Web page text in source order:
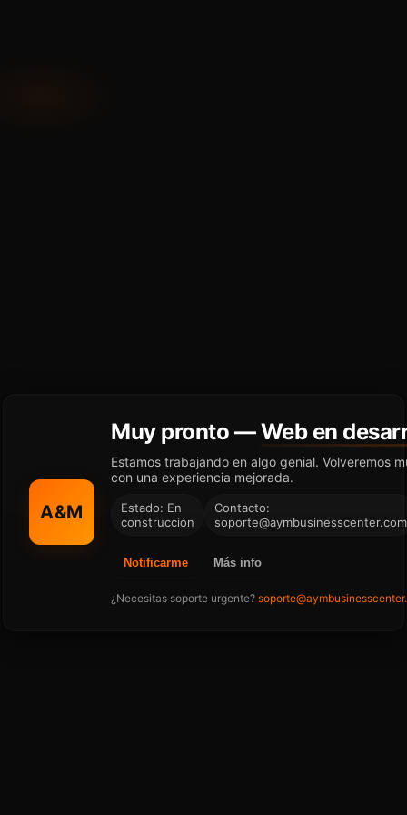
A&M
Muy pronto —Web en
Estamos trabajando en algo genial. Volveremos
con una experiencia mejorada.
Estado: En
construcción
Contacto:
soporte@aymbusinesscenter.com
Notificarme Más info
¿Necesitas soporte urgente?